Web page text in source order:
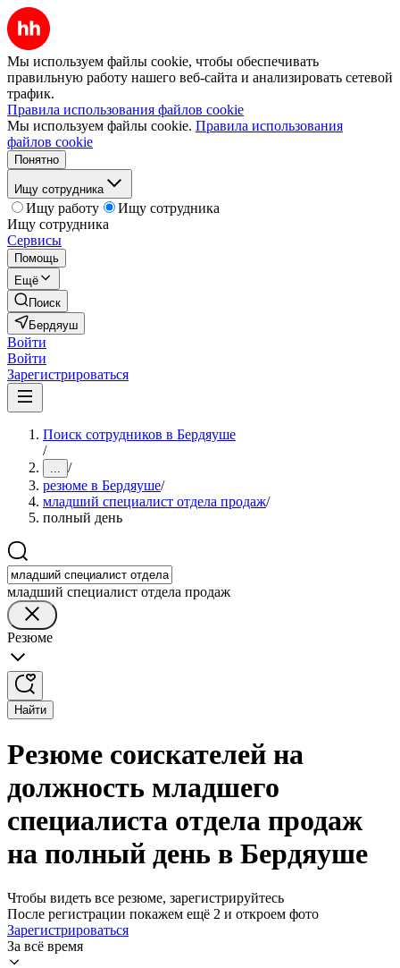
Мы используем файлы cookie, чтобы обеспечивать
правильную работу нашего веб-сайта и анализировать сетевой
трафик.
Правила использования файлов cookie
Мы используем файлы cookie. Правила использования
файлов cookie
Понятно
Ищу сотрудника
Ищу работу
Ищу сотрудника
Ищу сотрудника
Сервисы
Помощь
Ещё
Поиск
Бердяуш
Войти
Войти
Зарегистрироваться
Поиск сотрудников в Бердяуше
/
... /
резюме в Бердяуше/
младший специалист отдела продаж/
полный день
младший специалист отдела продаж
Резюме
Найти
Резюме соискателей на
должность младшего
специалиста отдела продаж
на полный день в Бердяуше
Чтобы видеть все резюме, зарегистрируйтесь
После регистрации покажем ещё 2 и откроем фото
Зарегистрироваться
За всё время